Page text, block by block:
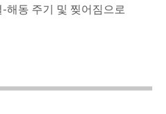
해동 주기 및 찢어짐으로